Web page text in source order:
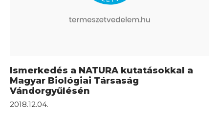
Ismerkedés a NATURA kutatásokkal a
Magyar Biológiai Társaság
Vándorgyűlésén
2018.12.04.